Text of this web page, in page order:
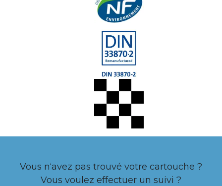
Vous n‘avez pas trouvé votre cartouche ?
Vous voulez effectuer un suivi ?